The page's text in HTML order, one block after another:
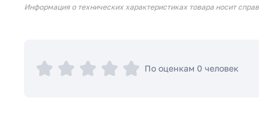
Информация о технических характеристиках товара носит
По оценкам 0 человек